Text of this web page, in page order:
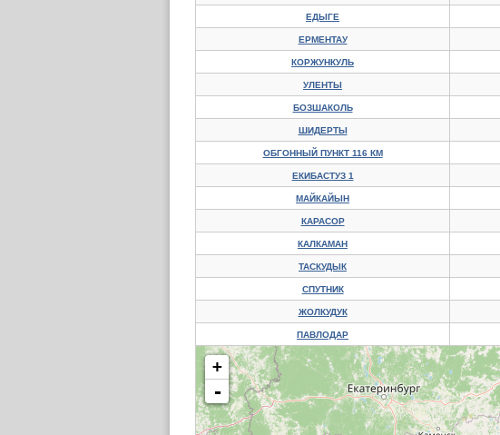
ЕДЫГЕ
ЕРМЕНТАУ
КОРЖУНКУЛЬ
УЛЕНТЫ
БОЗШАКОЛЬ
ШИДЕРТЫ
ОБГОННЫЙ ПУНКТ 116 КМ
ЕКИБАСТУЗ 1
МАЙКАЙЫН
КАРАСОР
КАЛКАМАН
ТАСКУДЫК
СПУТНИК
ЖОЛКУДУК
ПАВЛОДАР
+
-